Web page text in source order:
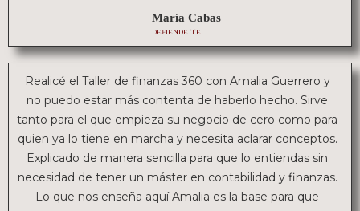
María Cabas
defiende.te
Realicé el Taller de finanzas 360 con Amalia Guerrero y
no puedo estar más contenta de haberlo hecho. Sirve
tanto para el que empieza su negocio de cero como para
quien ya lo tiene en marcha y necesita aclarar conceptos.
Explicado de manera sencilla para que lo entiendas sin
necesidad de tener un máster en contabilidad y finanzas.
Lo que nos enseña aquí Amalia es la base para que